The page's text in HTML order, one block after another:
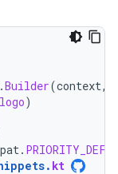
.Builder(context,
)
.
. kt